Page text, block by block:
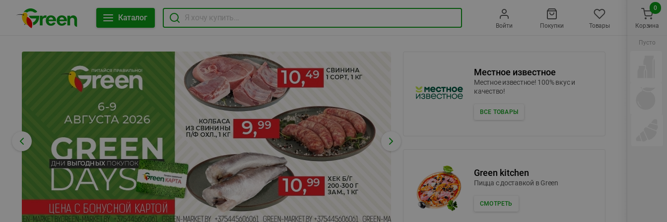
Каталог
Войти Покупки Товары
Местное известное
Местное известное! 100% вкус и
качество!
ВСЕ ТОВАРЫ
Green kitchen
Пицца c доставкой в Green
СМОТРЕТЬ
Корзина
0
Пусто